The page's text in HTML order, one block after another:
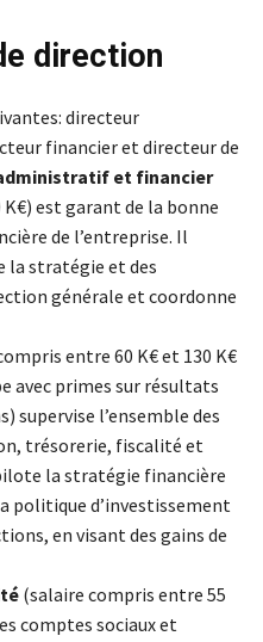
direction
directeur
financier et directeur de
et financier
est garant de la bonne
de l’entreprise. Il
la stratégie et des
générale et coordonne
entre 60 K€ et 130 K€
avec primes sur résultats
supervise l’ensemble des
trésorerie, fiscalité et
la stratégie financière
politique d’investissement
en visant des gains de
(salaire compris entre 55
comptes sociaux et